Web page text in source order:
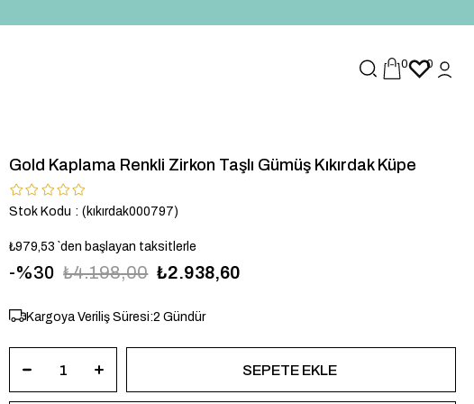
0 0
Gold Kaplama Renkli Zirkon Taşlı Gümüş Kıkırdak Küpe
Stok Kodu (kıkırdak000797)
₺979,53 `den başlayan taksitlerle
30 ₺4.198,00 ₺2.938,60
Kargoya Veriliş Süresi:2 Gündür